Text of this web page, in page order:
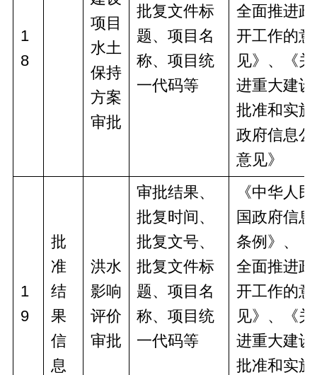
1
8
项目
水土
保持
方案
审批
批复文件标
题、项目名
称、项目统
一代码等
全面推进
开工作的意
见》、《
进重大建
批准和实
政府信息
意见》
1
9
批
准
结
果
信
息
洪水
影响
评价
审批
审批结果、
批复时间、
批复文号、
批复文件标
题、项目名
称、项目统
一代码等
《中华人
国政府信
条例》、
全面推进
开工作的意
见》、《
进重大建
批准和实